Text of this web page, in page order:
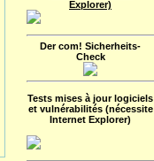
Explorer)
Der com! Sicherheits-
Check
Tests mises à jour logiciels
et vulnérabilités (nécessite
Internet Explorer)